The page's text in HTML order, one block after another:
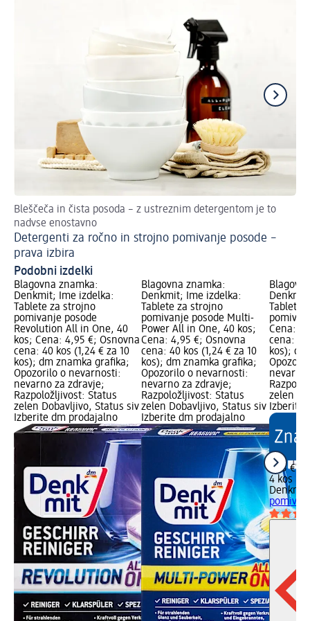
Bleščeča in čista posoda – z ustreznim detergentom je to
nadvse enostavno
Detergenti za ročno in strojno pomivanje posode –
prava izbira
Podobni izdelki
Blagovna znamka:
Denkmit; Ime izdelka:
Tablete za strojno
pomivanje posode
Revolution All in One, 40
kos; Cena: 4,95 €; Osnovna
cena: 40 kos (1,24 € za 10
kos); dm znamka grafika;
Opozorilo o nevarnosti:
nevarno za zdravje;
Razpoložljivost: Status
zelen Dobavljivo, Status siv
Izberite dm prodajalno
Blagovna znamka:
Denkmit; Ime izdelka:
Tablete za strojno
pomivanje posode Multi-
Power All in One, 40 kos;
Cena: 4,95 €; Osnovna
cena: 40 kos (1,24 € za 10
kos); dm znamka grafika;
Opozorilo o nevarnosti:
nevarno za zdravje;
Razpoložljivost: Status
zelen Dobavljivo, Status siv
Izberite dm prodajalno
Tablete
Cena:
cena: 4
kos);
nevarno
zelen
Izberite
1,95 €
4 kos
Denkmit